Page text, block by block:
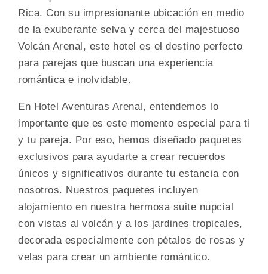
Rica. Con su impresionante ubicación en medio
de la exuberante selva y cerca del majestuoso
Volcán Arenal, este hotel es el destino perfecto
para parejas que buscan una experiencia
romántica e inolvidable.
En Hotel Aventuras Arenal, entendemos lo
importante que es este momento especial para ti
y tu pareja. Por eso, hemos diseñado paquetes
exclusivos para ayudarte a crear recuerdos
únicos y significativos durante tu estancia con
nosotros. Nuestros paquetes incluyen
alojamiento en nuestra hermosa suite nupcial
con vistas al volcán y a los jardines tropicales,
decorada especialmente con pétalos de rosas y
velas para crear un ambiente romántico.